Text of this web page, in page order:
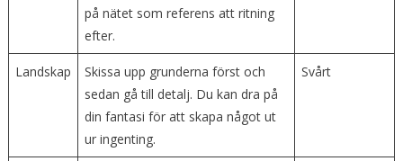
på nätet som referens att ritning
efter.
Landskap
Skissa upp grunderna först och
sedan gå till detalj. Du kan dra på
din fantasi för att skapa något ut
ur ingenting.
Svårt